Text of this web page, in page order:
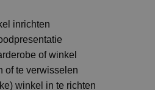
inrichten
of winkel
of te verwisselen
winkel in te richten